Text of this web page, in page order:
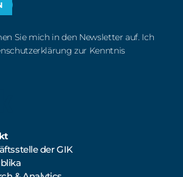
Sie mich in den Newsletter auf. Ich
zur Kenntnis
der GIK